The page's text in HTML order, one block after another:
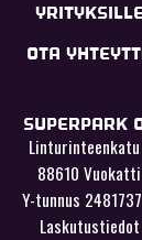
OTA
SUPERPARK
Linturinteenkatu
88610 Vuokatti
Y-tunnus
Laskutustiedot